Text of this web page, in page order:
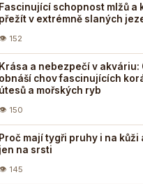
Fascinující schopnost mlžů a
přežít v extrémně slaných
152
Krása a nebezpečí v akváriu:
obnáší chov fascinujících
útesů a mořských ryb
150
Proč mají tygři pruhy i na kůži
jen na srsti
145